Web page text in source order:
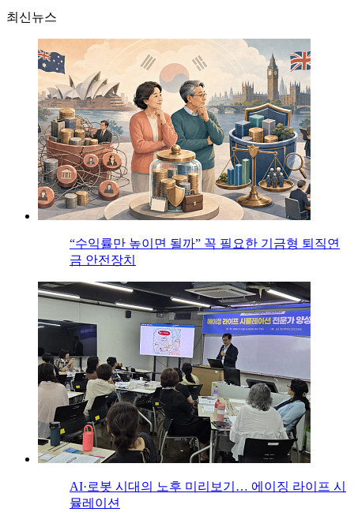
최신뉴스
“수익률만 높이면 될까” 꼭 필요한 기금형 퇴직연
금 안전장치
AI·로봇 시대의 노후 미리보기… 에이징 라이프 시
뮬레이션